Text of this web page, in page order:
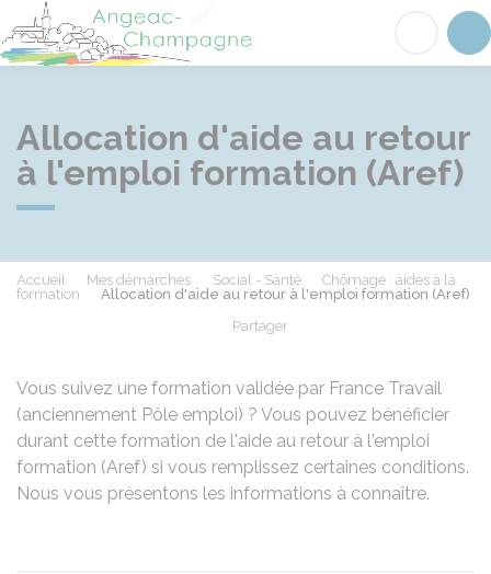
Angeac-Champagne
Allocation d'aide au retour
à l'emploi formation (Aref)
Accueil Mes démarches Social - Santé
Chômage : aides à la
formation
Allocation d'aide au retour à l'emploi formation (Aref)
Partager
Vous suivez une formation validée par France Travail
(anciennement Pôle emploi) ? Vous pouvez bénéficier
durant cette formation de l'aide au retour à l'emploi
formation (Aref) si vous remplissez certaines conditions.
Nous vous présentons les informations à connaître.